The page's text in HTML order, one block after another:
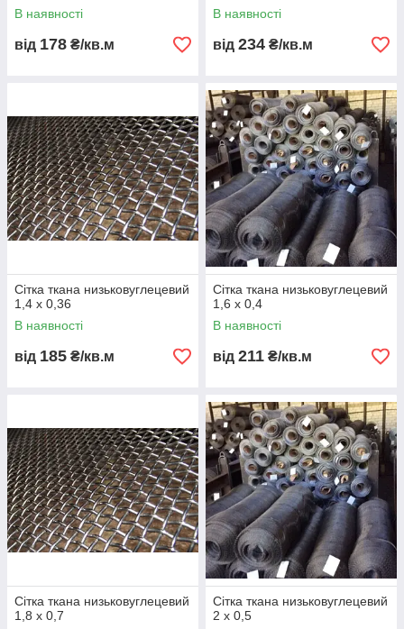
В наявності
від 178 ₴/кв.м
В наявності
від 234 ₴/кв.м
Сітка ткана низьковуглецевий
1,4 х 0,36
В наявності
від 185 ₴/кв.м
Сітка ткана низьковуглецевий
1,6 х 0,4
В наявності
від 211 ₴/кв.м
Сітка ткана низьковуглецевий
1,8 х 0,7
Сітка ткана низьковуглецевий
2 х 0,5